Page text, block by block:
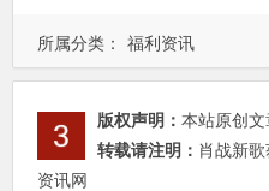
所属分类： 福利资讯
版权声明： 本站原创
转载请注明： 肖战新
资讯网